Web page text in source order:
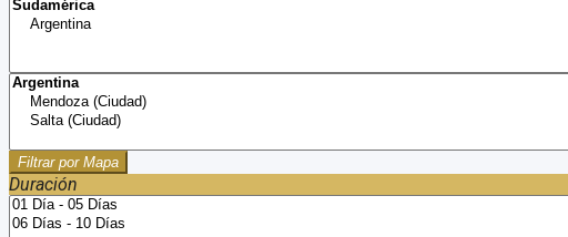
Filtrar por Mapa
Duración